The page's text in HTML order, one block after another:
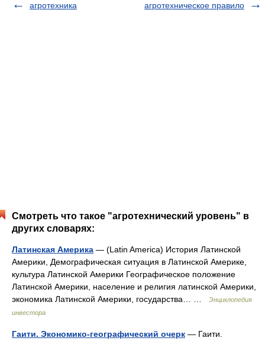
агротехника
агротехническое правило
Смотреть что такое "агротехнический уровень" в
других словарях:
Латинская Америка — (Latin America) История Латинской
Америки, Демографическая ситуация в Латинской Америке,
культура Латинской Америки Географическое положение
Латинской Америки, население и религия латинской Америки,
экономика Латинской Америки, государства… …
Энциклопедия
инвестора
Гаити. Экономико-географический очерк — Гаити.